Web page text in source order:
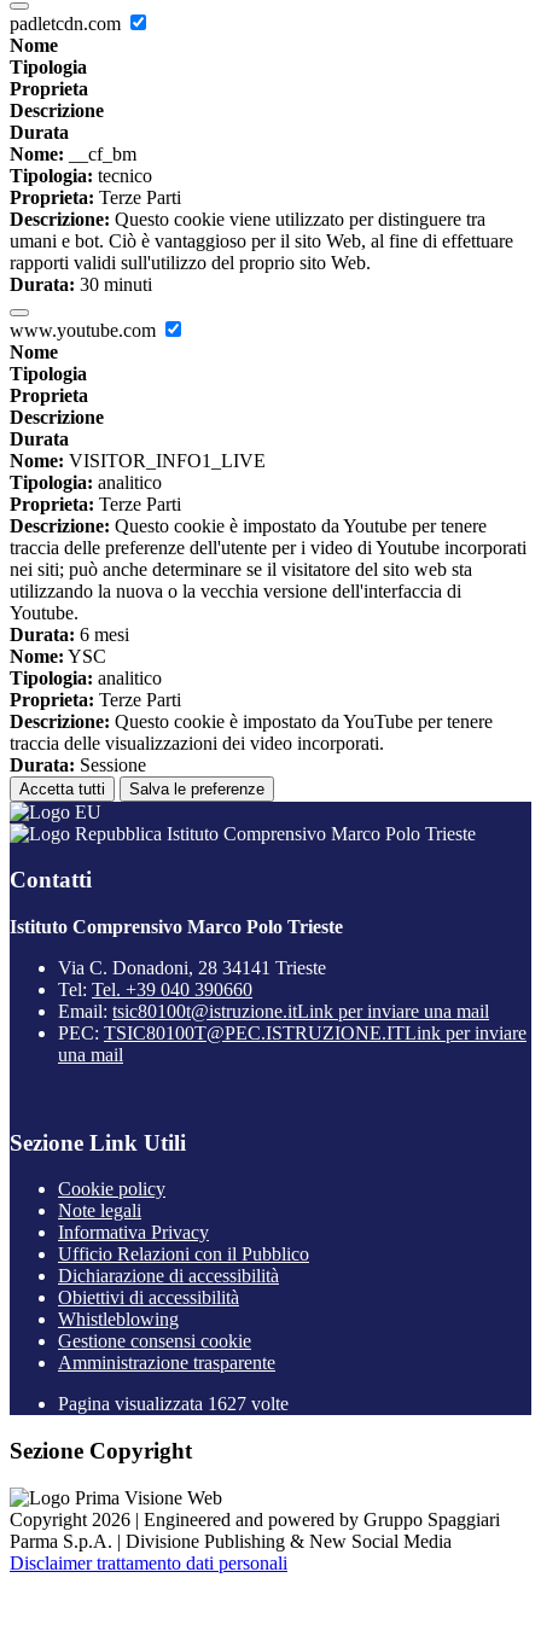
padletcdn.com
Nome
Tipologia
Proprieta
Descrizione
Durata
Nome: __cf_bm
Tipologia: tecnico
Proprieta: Terze Parti
Descrizione: Questo cookie viene utilizzato per distinguere tra
umani e bot. Ciò è vantaggioso per il sito Web, al fine di effettuare
rapporti validi sull'utilizzo del proprio sito Web.
Durata: 30 minuti
www.youtube.com
Nome
Tipologia
Proprieta
Descrizione
Durata
Nome: VISITOR_INFO1_LIVE
Tipologia: analitico
Proprieta: Terze Parti
Descrizione: Questo cookie è impostato da Youtube per tenere
traccia delle preferenze dell'utente per i video di Youtube incorporati
nei siti; può anche determinare se il visitatore del sito web sta
utilizzando la nuova o la vecchia versione dell'interfaccia di
Youtube.
Durata: 6 mesi
Nome: YSC
Tipologia: analitico
Proprieta: Terze Parti
Descrizione: Questo cookie è impostato da YouTube per tenere
traccia delle visualizzazioni dei video incorporati.
Durata: Sessione
Accetta tutti Salva le preferenze
Istituto Comprensivo Marco Polo Trieste
Contatti
Istituto Comprensivo Marco Polo Trieste
Via C. Donadoni, 28 34141 Trieste
Tel: Tel. +39 040 390660
Email: tsic80100t@istruzione.itLink per inviare una mail
PEC: TSIC80100T@PEC.ISTRUZIONE.ITLink per inviare
una mail
Sezione Link Utili
Cookie policy
Note legali
Informativa Privacy
Ufficio Relazioni con il Pubblico
Dichiarazione di accessibilità
Obiettivi di accessibilità
Whistleblowing
Gestione consensi cookie
Amministrazione trasparente
Pagina visualizzata 1627 volte
Sezione Copyright
Copyright 2026 | Engineered and powered by Gruppo Spaggiari
Parma S.p.A. | Divisione Publishing & New Social Media
Disclaimer trattamento dati personali